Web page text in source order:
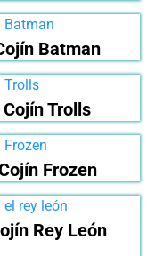
Batman
Cojín Trolls
Frozen
Rey León